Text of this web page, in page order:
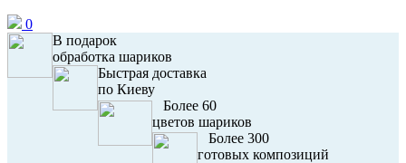
0
В подарок
обработка шариков
Быстрая доставка
по Киеву
Более 60
цветов шариков
Более 300
готовых композиций